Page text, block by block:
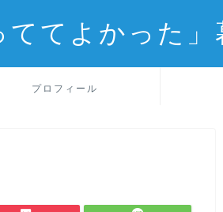
てよかった」
プロフィール